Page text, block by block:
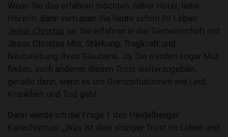
Wenn Sie das erfahren möchten, lieber Hörer, liebe
Hörerin, dann vertrauen Sie heute schon Ihr Leben
Jesus Christus an. Sie erfahren in der Gemeinschaft mit
Jesus Christus Mut, Stärkung, Tragkraft und
Neubelebung Ihres Glaubens. Ja, Sie werden sogar Mut
finden, auch anderen diesen Trost weiterzugeben,
gerade dann, wenn es um Grenzsituationen wie Leid,
Krankheit und Tod geht.
Dann werde ich die Frage 1 des Heidelberger
Katechismus: „Was ist dein einziger Trost im Leben und